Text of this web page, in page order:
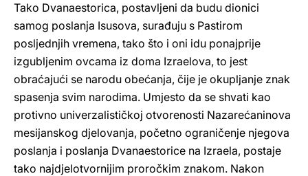
Tako Dvanaestorica, postavljeni da budu dionici
samog poslanja Isusova, surađuju s Pastirom
posljednjih vremena, tako što i oni idu ponajprije
izgubljenim ovcama iz doma Izraelova, to jest
obraćajući se narodu obećanja, čije je okupljanje znak
spasenja svim narodima. Umjesto da se shvati kao
protivno univerzalističkoj otvorenosti Nazarećaninova
mesijanskog djelovanja, početno ograničenje njegova
poslanja i poslanja Dvanaestorice na Izraela, postaje
tako najdjelotvornijim proročkim znakom. Nakon